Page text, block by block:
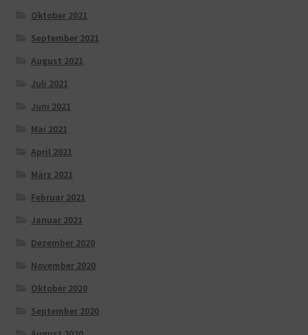
Oktober 2021
September 2021
August 2021
Juli 2021
Juni 2021
Mai 2021
April 2021
März 2021
Februar 2021
Januar 2021
Dezember 2020
November 2020
Oktober 2020
September 2020